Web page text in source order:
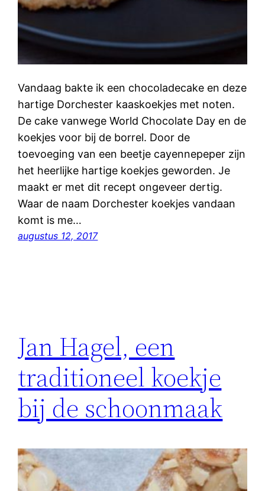
Vandaag bakte ik een chocoladecake en deze
hartige Dorchester kaaskoekjes met noten.
De cake vanwege World Chocolate Day en de
koekjes voor bij de borrel. Door de
toevoeging van een beetje cayennepeper zijn
het heerlijke hartige koekjes geworden. Je
maakt er met dit recept ongeveer dertig.
Waar de naam Dorchester koekjes vandaan
komt is me…
augustus 12, 2017
Jan Hagel, een
traditioneel koekje
bij de schoonmaak